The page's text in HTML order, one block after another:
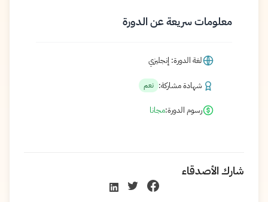
معلومات سريعة عن الدورة
لغة الدورة: إنجليزي
شهادة مشاركة: نعم
رسوم الدورة:مجانا
شارك الأصدقاء